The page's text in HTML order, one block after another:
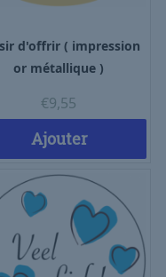
d'offrir ( impression
or métallique )
€9,55
Ajouter